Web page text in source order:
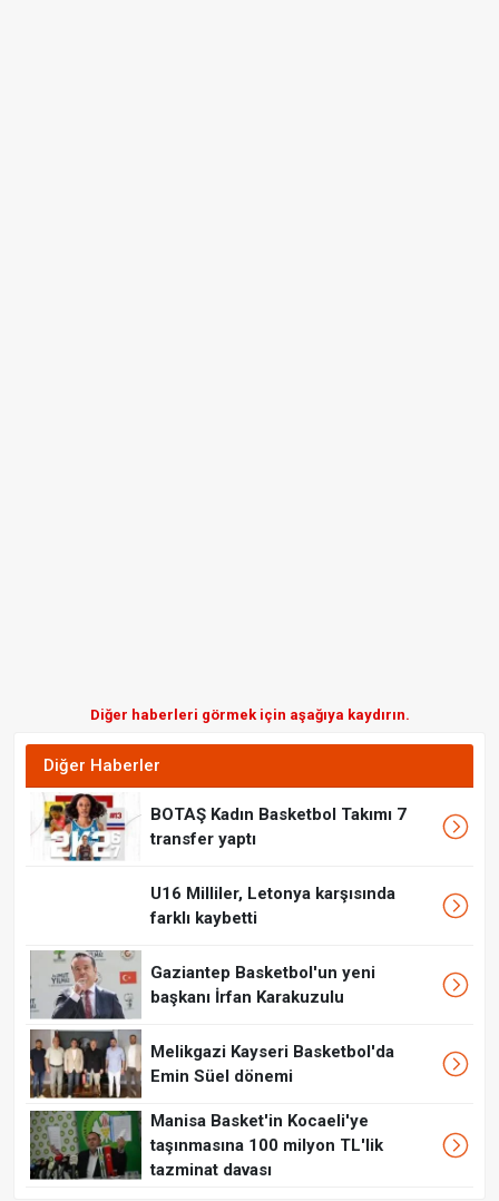
Diğer haberleri görmek için aşağıya kaydırın.
Diğer Haberler
BOTAŞ Kadın Basketbol Takımı 7
transfer yaptı
U16 Milliler, Letonya karşısında
farklı kaybetti
Gaziantep Basketbol'un yeni
başkanı İrfan Karakuzulu
Melikgazi Kayseri Basketbol'da
Emin Süel dönemi
Manisa Basket'in Kocaeli'ye
taşınmasına 100 milyon TL'lik
tazminat davası